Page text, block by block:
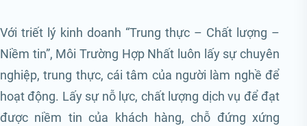
Với triết lý kinh doanh “Trung thực – Chất lượng –
Niềm tin”, Môi Trường Hợp Nhất luôn lấy sự chuyên
nghiệp, trung thực, cái tâm của người làm nghề để
hoạt động. Lấy sự nỗ lực, chất lượng dịch vụ để đạt
được niềm tin của khách hàng, chỗ đứng xứng